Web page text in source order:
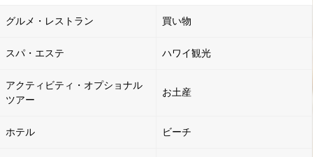
グルメ・レストラン 買い物
スパ・エステ ハワイ観光
アクティビティ・オプショナル
ツアー
お土産
ホテル ビーチ